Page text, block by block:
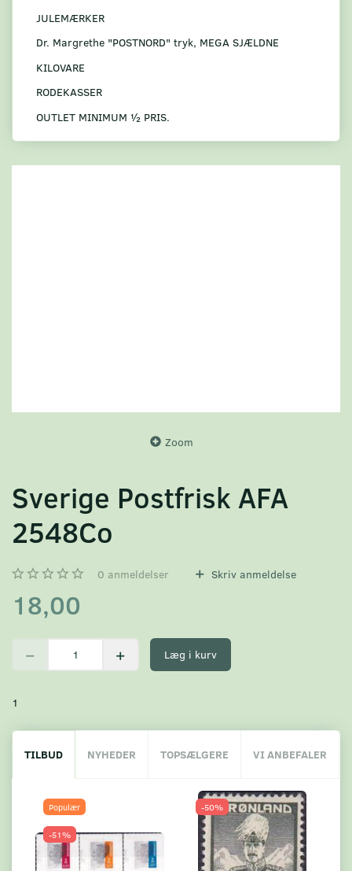
JULEMÆRKER
Dr. Margrethe "POSTNORD" tryk, MEGA SJÆLDNE
KILOVARE
RODEKASSER
OUTLET MINIMUM ½ PRIS.
Zoom
Sverige Postfrisk AFA
2548Co
0 anmeldelser Skriv anmeldelse
18,00
Læg i kurv
1
TILBUD NYHEDER TOPSÆLGERE VI ANBEFALER
Populær
-51%
-50%